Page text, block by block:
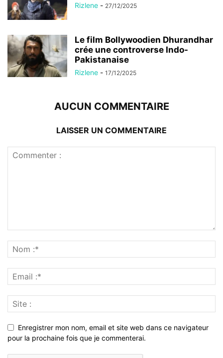
Rizlene - 27/12/2025
Le film Bollywoodien Dhurandhar
crée une controverse Indo-
Pakistanaise
Rizlene - 17/12/2025
AUCUN COMMENTAIRE
LAISSER UN COMMENTAIRE
Enregistrer mon nom, email et site web dans ce navigateur
pour la prochaine fois que je commenterai.